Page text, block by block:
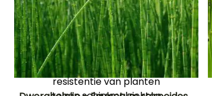
ringen. Let op: deze
planten zijn invasief als je
ze niet in toom houdt! Tip:
Als plantenbrouwsel
versterken ze de
resistentie van planten